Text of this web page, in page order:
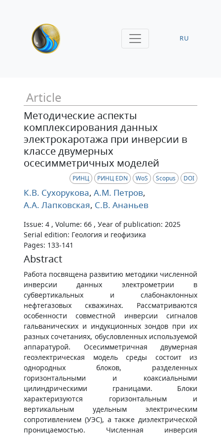
RU
Article
Методические аспекты
комплексирования данных
электрокаротажа при инверсии в
классе двумерных
осесимметричных моделей
РИНЦ РИНЦ EDN WoS Scopus DOI
К.В. Сухорукова, А.М. Петров,
А.А. Лапковская, С.В. Ананьев
Issue: 4 , Volume: 66 , Уear of publication: 2025
Serial edition: Геология и геофизика
Pages: 133-141
Abstract
Работа посвящена развитию методики численной
инверсии данных электрометрии в
субвертикальных и слабонаклонных
нефтегазовых скважинах. Рассматриваются
особенности совместной инверсии сигналов
гальванических и индукционных зондов при их
разных сочетаниях, обусловленных используемой
аппаратурой. Осесимметричная двумерная
геоэлектрическая модель среды состоит из
однородных блоков, разделенных
горизонтальными и коаксиальными
цилиндрическими границами. Блоки
характеризуются горизонтальным и
вертикальным удельным электрическим
сопротивлением (УЭС), а также диэлектрической
проницаемостью. Численная инверсия